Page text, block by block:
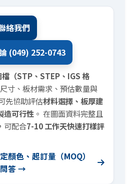
絡我們
(049) 252-0743
檔（STP、STEP、IGS 格
寸、板材需求、預估數量與
先協助評估材料選擇、板厚建
造可行性 。 在圖面資料完整且
可配合7-10 工作天快速打樣評
顏色、起訂量（MOQ）
答 →